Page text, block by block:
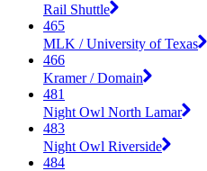
Rail Shuttle
465
MLK / University of Texas
466
Kramer / Domain
481
Night Owl North Lamar
483
Night Owl Riverside
484